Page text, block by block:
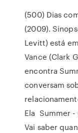
(500) Dias
(2009).
Levitt) está
Vance (Clark
encontra
conversam
Ela Summer -
Vai saber